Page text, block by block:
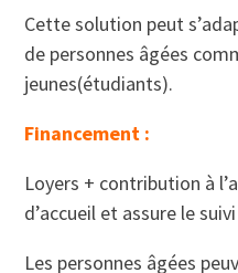
Cette solution peut
de personnes âgées
jeunes(étudiants).
Financement :
Loyers + contribution à
d’accueil et assure le
Les personnes âgées